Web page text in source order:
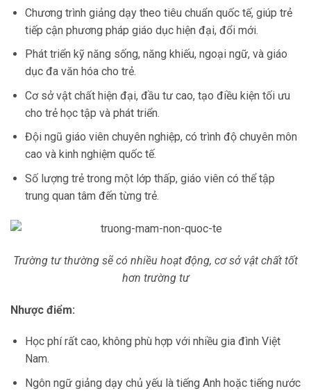
Chương trình giảng dạy theo tiêu chuẩn quốc tế, giúp trẻ
tiếp cận phương pháp giáo dục hiện đại, đổi mới.
Phát triển kỹ năng sống, năng khiếu, ngoại ngữ, và giáo
dục đa văn hóa cho trẻ.
Cơ sở vật chất hiện đại, đầu tư cao, tạo điều kiện tối ưu
cho trẻ học tập và phát triển.
Đội ngũ giáo viên chuyên nghiệp, có trình độ chuyên môn
cao và kinh nghiệm quốc tế.
Số lượng trẻ trong một lớp thấp, giáo viên có thể tập
trung quan tâm đến từng trẻ.
Trường tư thường sẽ có nhiều hoạt động, cơ sở vật chất tốt
hơn trường tư
Nhược điểm:
Học phí rất cao, không phù hợp với nhiều gia đình Việt
Nam.
Ngôn ngữ giảng dạy chủ yếu là tiếng Anh hoặc tiếng nước